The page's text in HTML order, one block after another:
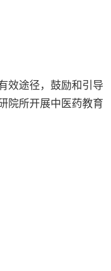
效途径，鼓励和引导
院所开展中医药教育